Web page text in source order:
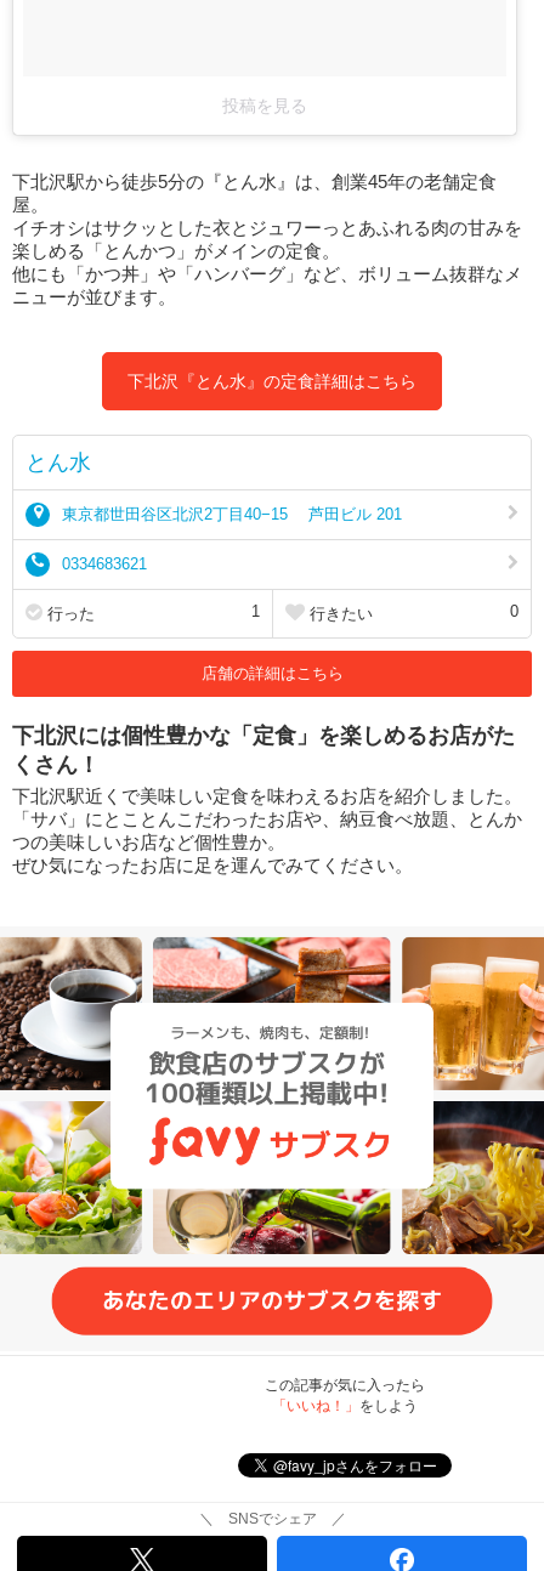
投稿を見る
下北沢駅から徒歩5分の『とん水』は、創業45年の老舗定食
屋。
イチオシはサクッとした衣とジュワーっとあふれる肉の甘みを
楽しめる「とんかつ」がメインの定食。
他にも「かつ丼」や「ハンバーグ」など、ボリューム抜群なメ
ニューが並びます。
下北沢『とん水』の定食詳細はこちら
とん水
東京都世田谷区北沢2丁目40−15 芦田ビル 201
0334683621
行った 1 行きたい 0
店舗の詳細はこちら
下北沢には個性豊かな「定食」を楽しめるお店がた
くさん！
下北沢駅近くで美味しい定食を味わえるお店を紹介しました。
「サバ」にとことんこだわったお店や、納豆食べ放題、とんか
つの美味しいお店など個性豊か。
ぜひ気になったお店に足を運んでみてください。
この記事が気に入ったら
「いいね！」 をしよう
＼ SNSでシェア ／